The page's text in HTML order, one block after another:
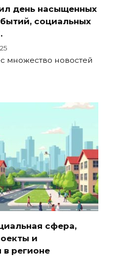
день насыщенных
социальных
множество новостей
сфера,
и
регионе